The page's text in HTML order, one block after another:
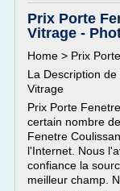
Prix Porte
Vitrage -
Home > Prix
La Description
Vitrage
Prix Porte
certain nombre
Fenetre
l'Internet. Nous
confiance la
meilleur champ.